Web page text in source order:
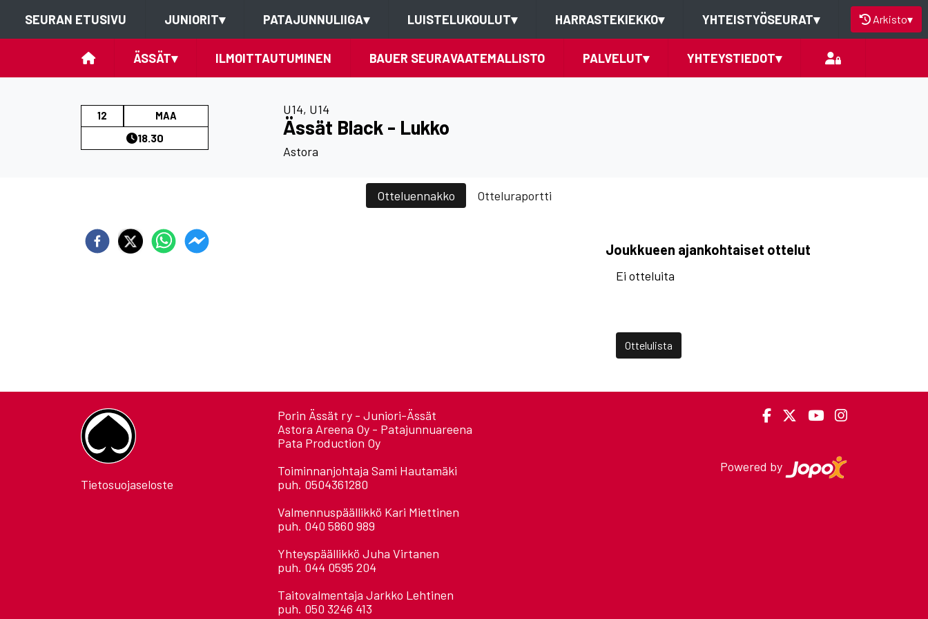
SEURAN ETUSIVU JUNIORIT▾ PATAJUNNULIIGA▾ LUISTELUKOULUT▾ HARRASTEKIEKKO▾ YHTEISTYÖSEURAT▾ Arkisto▾
ÄSSÄT▾ ILMOITTAUTUMINEN BAUER SEURAVAATEMALLISTO PALVELUT▾ YHTEYSTIEDOT▾
12 MAA
18.30
U14, U14
Ässät Black - Lukko
Astora
Otteluennakko Otteluraportti
Joukkueen ajankohtaiset ottelut
Ei otteluita
Ottelulista
Tietosuojaseloste
Porin Ässät ry - Juniori-Ässät
Astora Areena Oy - Patajunnuareena
Pata Production Oy
Toiminnanjohtaja Sami Hautamäki
puh. 0504361280
Valmennuspäällikkö Kari Miettinen
puh. 040 5860 989
Yhteyspäällikkö Juha Virtanen
puh. 044 0595 204
Taitovalmentaja Jarkko Lehtinen
puh. 050 3246 413
Powered by